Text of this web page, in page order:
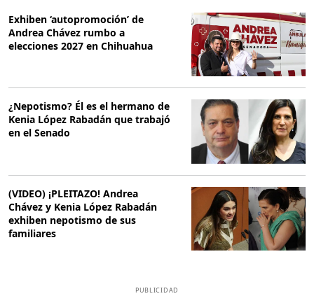
Exhiben ‘autopromoción’ de
Andrea Chávez rumbo a
elecciones 2027 en Chihuahua
¿Nepotismo? Él es el hermano de
Kenia López Rabadán que trabajó
en el Senado
(VIDEO) ¡PLEITAZO! Andrea
Chávez y Kenia López Rabadán
exhiben nepotismo de sus
familiares
PUBLICIDAD